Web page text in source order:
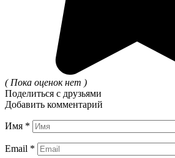
( Пока оценок нет )
Поделиться с друзьями
Добавить комментарий
Имя *
Email *